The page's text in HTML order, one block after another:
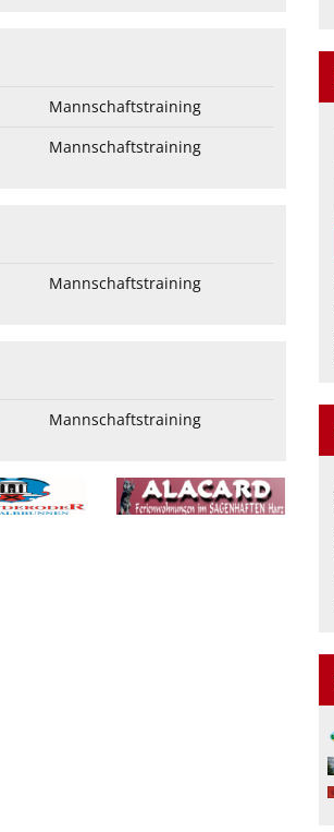
Mannschaftstraining
Mannschaftstraining
Mannschaftstraining
Mannschaftstraining